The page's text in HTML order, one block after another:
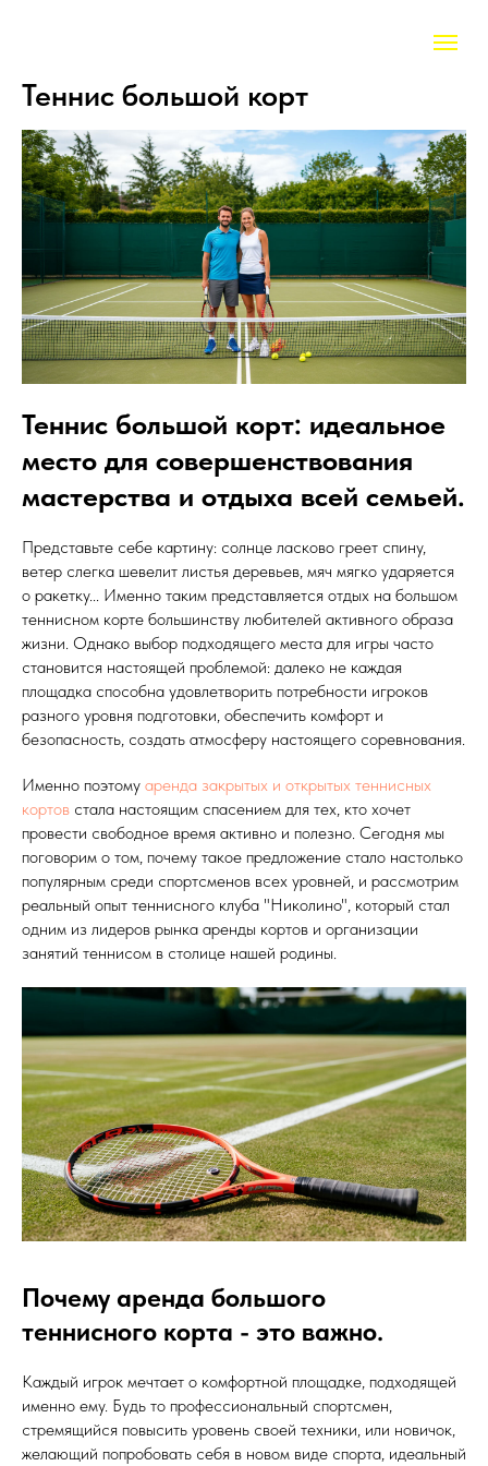
Теннис большой корт
Теннис большой корт: идеальное
место для совершенствования
мастерства и отдыха всей семьей.
Представьте себе картину: солнце ласково греет спину,
ветер слегка шевелит листья деревьев, мяч мягко ударяется
о ракетку... Именно таким представляется отдых на большом
теннисном корте большинству любителей активного образа
жизни. Однако выбор подходящего места для игры часто
становится настоящей проблемой: далеко не каждая
площадка способна удовлетворить потребности игроков
разного уровня подготовки, обеспечить комфорт и
безопасность, создать атмосферу настоящего соревнования.
Именно поэтому аренда закрытых и открытых теннисных
кортов стала настоящим спасением для тех, кто хочет
провести свободное время активно и полезно. Сегодня мы
поговорим о том, почему такое предложение стало настолько
популярным среди спортсменов всех уровней, и рассмотрим
реальный опыт теннисного клуба "Николино", который стал
одним из лидеров рынка аренды кортов и организации
занятий теннисом в столице нашей родины.
Почему аренда большого
теннисного корта - это важно.
Каждый игрок мечтает о комфортной площадке, подходящей
именно ему. Будь то профессиональный спортсмен,
стремящийся повысить уровень своей техники, или новичок,
желающий попробовать себя в новом виде спорта, идеальный